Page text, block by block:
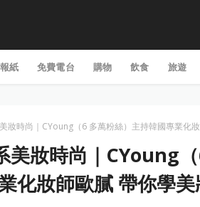
紙 免費電台 購物 飲食 旅遊
妝時尚｜CYoung（6 多萬粉絲）主持韓國專業化
妝時尚｜CYoung（
化妝師歐膩 帶你學